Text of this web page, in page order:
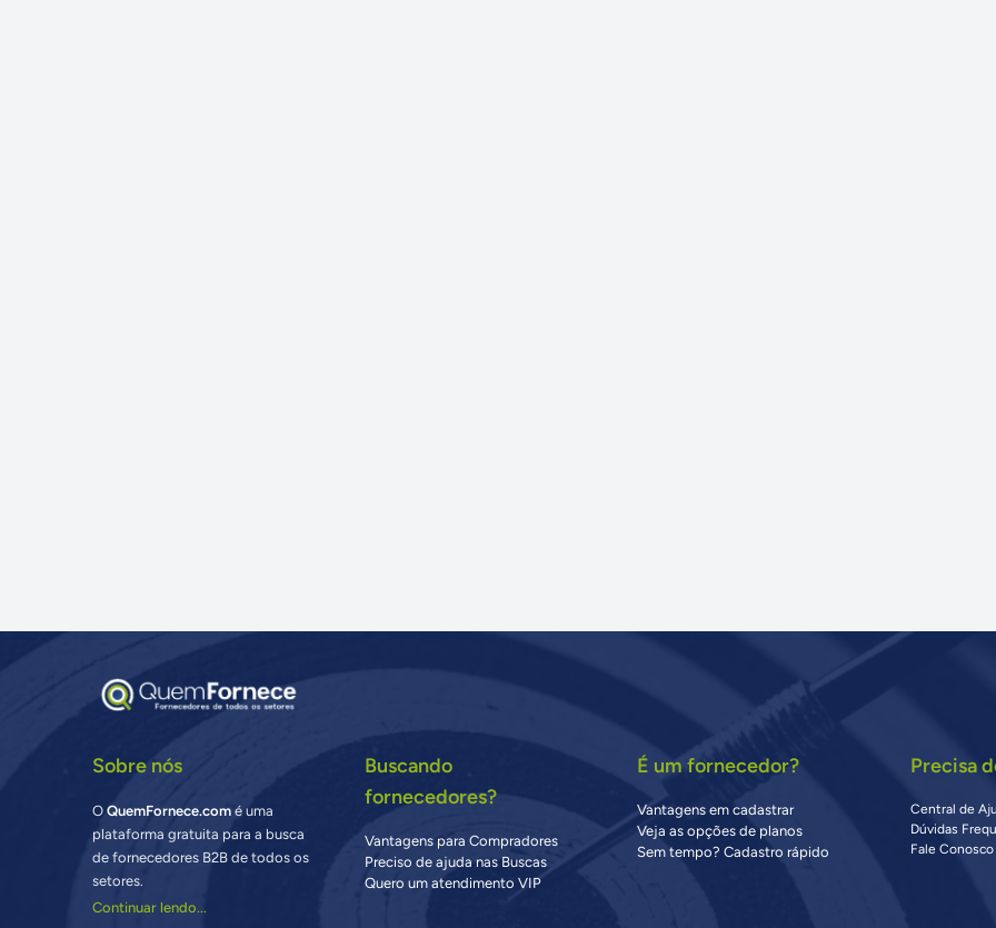
Sobre nós
OQuemFornece.com é uma
plataforma gratuita para a busca
de fornecedores B2B de todos os
setores.
Continuar lendo...
Buscando
fornecedores?
Vantagens para Compradores
Preciso de ajuda nas Buscas
Quero um atendimento VIP
É um fornecedor?
Vantagens em cadastrar
Veja as opções de planos
Sem tempo? Cadastro rápido
Precisa
Central de
Dúvidas
Fale Conosco